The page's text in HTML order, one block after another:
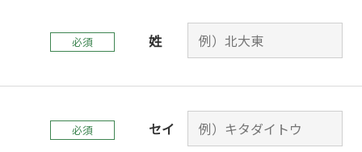
姓
セイ